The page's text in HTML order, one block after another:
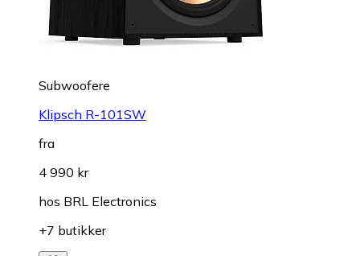
Subwoofere
Klipsch R-101SW
fra
4 990 kr
hos BRL Electronics
+7 butikker